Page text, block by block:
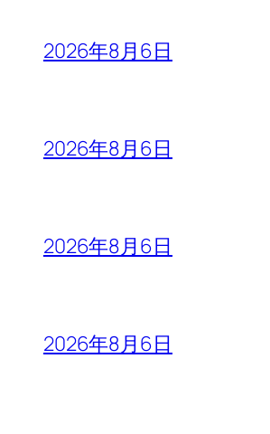
2026年8月6日
2026年8月6日
2026年8月6日
2026年8月6日